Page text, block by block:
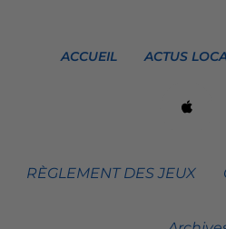
ACCUEIL ACTUS
RÈGLEMENT DES JEUX